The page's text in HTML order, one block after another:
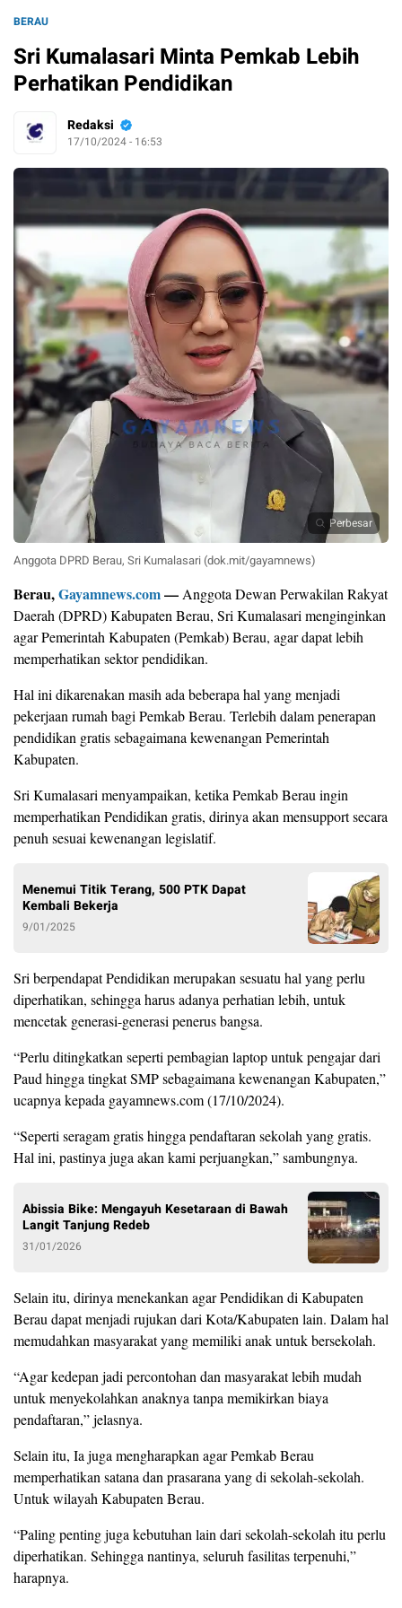
BERAU
Sri Kumalasari Minta Pemkab Lebih
Perhatikan Pendidikan
Redaksi
17/10/2024 - 16:53
Perbesar
Anggota DPRD Berau, Sri Kumalasari (dok.mit/gayamnews)
Berau,Gayamnews.com— Anggota Dewan Perwakilan Rakyat
Daerah (DPRD) Kabupaten Berau, Sri Kumalasari menginginkan
agar Pemerintah Kabupaten (Pemkab) Berau, agar dapat lebih
memperhatikan sektor pendidikan.
Hal ini dikarenakan masih ada beberapa hal yang menjadi
pekerjaan rumah bagi Pemkab Berau. Terlebih dalam penerapan
pendidikan gratis sebagaimana kewenangan Pemerintah
Kabupaten.
Sri Kumalasari menyampaikan, ketika Pemkab Berau ingin
memperhatikan Pendidikan gratis, dirinya akan mensupport secara
penuh sesuai kewenangan legislatif.
Menemui Titik Terang, 500 PTK Dapat
Kembali Bekerja
9/01/2025
Sri berpendapat Pendidikan merupakan sesuatu hal yang perlu
diperhatikan, sehingga harus adanya perhatian lebih, untuk
mencetak generasi-generasi penerus bangsa.
“Perlu ditingkatkan seperti pembagian laptop untuk pengajar dari
Paud hingga tingkat SMP sebagaimana kewenangan Kabupaten,”
ucapnya kepada gayamnews.com (17/10/2024).
“Seperti seragam gratis hingga pendaftaran sekolah yang gratis.
Hal ini, pastinya juga akan kami perjuangkan,” sambungnya.
Abissia Bike: Mengayuh Kesetaraan di Bawah
Langit Tanjung Redeb
31/01/2026
Selain itu, dirinya menekankan agar Pendidikan di Kabupaten
Berau dapat menjadi rujukan dari Kota/Kabupaten lain. Dalam hal
memudahkan masyarakat yang memiliki anak untuk bersekolah.
“Agar kedepan jadi percontohan dan masyarakat lebih mudah
untuk menyekolahkan anaknya tanpa memikirkan biaya
pendaftaran,” jelasnya.
Selain itu, Ia juga mengharapkan agar Pemkab Berau
memperhatikan satana dan prasarana yang di sekolah-sekolah.
Untuk wilayah Kabupaten Berau.
“Paling penting juga kebutuhan lain dari sekolah-sekolah itu perlu
diperhatikan. Sehingga nantinya, seluruh fasilitas terpenuhi,”
harapnya.